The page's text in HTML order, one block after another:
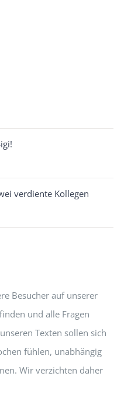
verdiente Kollegen
Besucher auf unserer
und alle Fragen
Texten sollen sich
fühlen, unabhängig
Wir verzichten daher